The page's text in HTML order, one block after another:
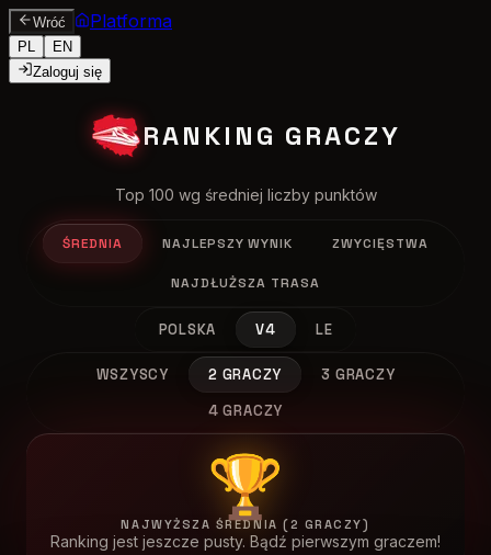
Wróć Platforma
PL
EN
Zaloguj się
RANKING GRACZY
Top 100 wg średniej liczby punktów
ŚREDNIA NAJLEPSZY WYNIK ZWYCIĘSTWA
NAJDŁUŻSZA TRASA
POLSKA V4 LE
WSZYSCY 2 GRACZY
3 GRACZY
4 GRACZY
🏆
NAJWYŻSZA ŚREDNIA (2 GRACZY)
Ranking jest jeszcze pusty. Bądź pierwszym graczem!